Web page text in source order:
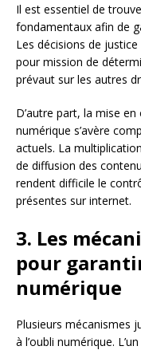
Il est essentiel de
fondamentaux afin de
Les décisions de
pour mission de
prévaut sur les autres
D’autre part, la mise
numérique s’avère
actuels. La
de diffusion des
rendent difficile le
présentes sur internet.
3. Les
pour
numérique
Plusieurs mécanismes
à l’oubli numérique.